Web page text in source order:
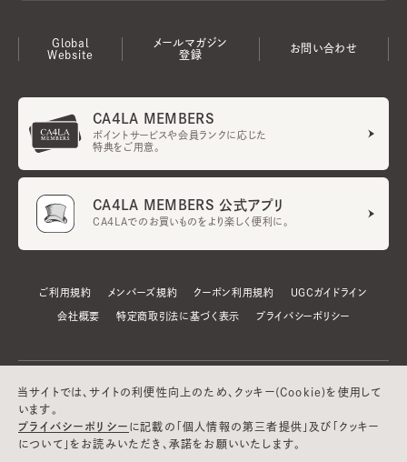
Global
Website
メールマガジン
登録
お問い合わせ
CA4LA MEMBERS
ポイントサービスや会員ランクに応じた
特典をご用意。
CA4LA MEMBERS 公式アプリ
CA4LAでのお買いものをより楽しく便利に。
ご利用規約 メンバーズ規約 クーポン利用規約 UGCガイドライン
会社概要 特定商取引法に基づく表示 プライバシーポリシー
当サイトでは、サイトの利便性向上のため、クッキー(Cookie)を使用して
います。
プライバシーポリシー に記載の「個人情報の第三者提供」及び「クッキー
について」をお読みいただき、承諾をお願いいたします。